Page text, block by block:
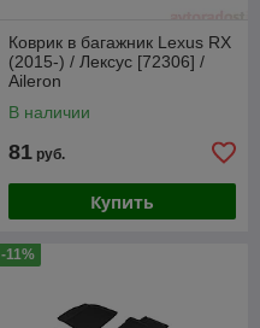
Коврик в багажник Lexus RX
(2015-) / Лексус [72306] /
Aileron
В наличии
81 руб.
Купить
-11%